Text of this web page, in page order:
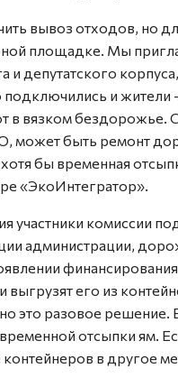
вывоз отходов, но
площадке. Мы
и депутатского
и жители
в вязком бездорожье.
может быть ремонт
бы временная
«ЭкоИнтегратор».
участники комиссии
администрации,
его из
это разовое
отсыпки ям.
контейнеров в другое